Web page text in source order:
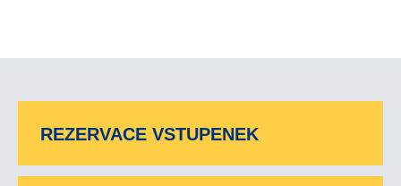
REZERVACE VSTUPENEK